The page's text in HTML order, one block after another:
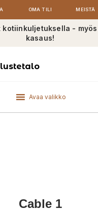
OMA TILI MEISTÄ
kotiinkuljetuksella -
kasaus!
Avaa valikko
Cable 1